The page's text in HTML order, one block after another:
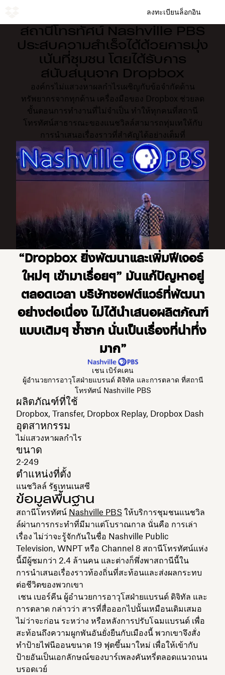
ลงทะเบียนล็อกอิน
สถานีโทรทัศน์ Nashville PBS
ประสบความสำเร็จได้ด้วยการมุ่ง
เน้นที่ชุมชน โดยได้รับการ
สนับสนุนจาก Dropbox
องค์กรไม่แสวงหาผลกำไรเผชิญกับข้อจำกัดด้าน
ทรัพยากรจากทุกด้าน เครื่องมือของ Dropbox ช่วยลด
ขั้นตอนการทำงานที่ไม่จำเป็น ทำให้ทุกคนที่สถานี
โทรทัศน์สาธารณะของแนชวิลล์สามารถทุ่มเทให้กับ
การนำเสนอเรื่องราวที่สำคัญได้อย่างเต็มที่
“Dropbox ยิ่งพัฒนาและเพิ่มฟีเจอร์
ใหม่ๆ เข้ามาเรื่อยๆ” มันแก้ปัญหาอยู่
ตลอดเวลา บริษัทซอฟต์แวร์ที่พัฒนา
อย่างต่อเนื่อง ไม่ได้นำเสนอผลิตภัณฑ์
แบบเดิมๆ ซ้ำซาก นั่นเป็นเรื่องที่น่าทึ่ง
มาก”
เชน เบิร์คเคน
ผู้อำนวยการอาวุโสฝ่ายแบรนด์ ดิจิทัล และการตลาด ที่สถานี
โทรทัศน์ Nashville PBS
ผลิตภัณฑ์ที่ใช้
Dropbox, Transfer, Dropbox Replay, Dropbox Dash
อุตสาหกรรม
ไม่แสวงหาผลกำไร
ขนาด
2-249
ตำแหน่งที่ตั้ง
แนชวิลล์ รัฐเทนเนสซี
ข้อมูลพื้นฐาน
สถานีโทรทัศน์ Nashville PBS ให้บริการชุมชนแนชวิล
ล์ผ่านการกระทำที่มีมาแต่โบราณกาล นั่นคือ การเล่า
เรื่อง ไม่ว่าจะรู้จักกันในชื่อ Nashville Public
Television, WNPT หรือ Channel 8 สถานีโทรทัศน์แห่ง
นี้มีผู้ชมกว่า 2.4 ล้านคน และต่างก็พึ่งพาสถานีนี้ใน
การนำเสนอเรื่องราวท้องถิ่นที่สะท้อนและส่งผลกระทบ
ต่อชีวิตของพวกเขา
เชน เบอร์คีน ผู้อำนวยการอาวุโสฝ่ายแบรนด์ ดิจิทัล และ
การตลาด กล่าวว่า สารที่สื่อออกไปนั้นเหมือนเดิมเสมอ
ไม่ว่าจะก่อน ระหว่าง หรือหลังการปรับโฉมแบรนด์ เพื่อ
สะท้อนถึงความผูกพันอันยั่งยืนกับเมืองนี้ พวกเขาจึงสั่ง
ทำป้ายไฟนีออนขนาด 19 ฟุตขึ้นมาใหม่ เพื่อให้เข้ากับ
ป้ายอันเป็นเอกลักษณ์ของบาร์เพลงคันทรี่ตลอดแนวถนน
บรอดเวย์